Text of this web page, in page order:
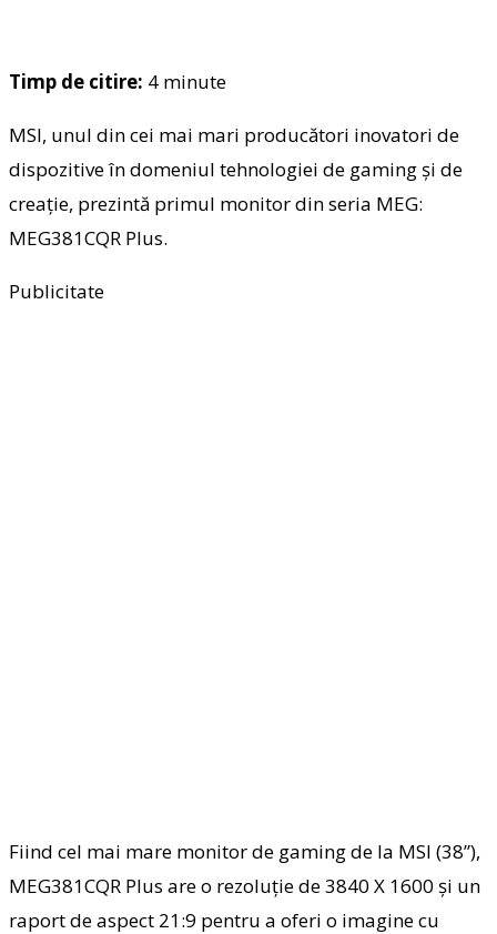
Timp de citire: 4 minute
MSI, unul din cei mai mari producători inovatori de
dispozitive în domeniul tehnologiei de gaming și de
creație, prezintă primul monitor din seria MEG:
MEG381CQR Plus.
Publicitate
Fiind cel mai mare monitor de gaming de la MSI (38”),
MEG381CQR Plus are o rezoluție de 3840 X 1600 și un
raport de aspect 21:9 pentru a oferi o imagine cu